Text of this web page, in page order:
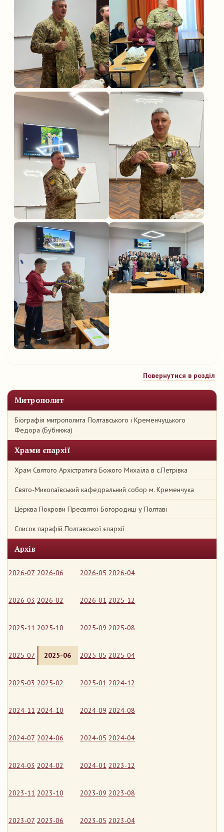
Митрополит
Біографія митрополита Полтавського і Кременчуцького
Федора (Бубнюка)
Храми єпархії
Храм Святого Архістратига Божого Михаїла в с.Петрівка
Свято-Миколаївський кафедральний собор м. Кременчука
Церква Покрови Пресвятої Богородиці у Полтаві
Список парафій Полтавської єпархії
Архів
2026-07 2026-06 2026-05 2026-04
2026-03 2026-02 2026-01 2025-12
2025-11 2025-10 2025-09 2025-08
2025-07 2025-06 2025-05 2025-04
2025-03 2025-02 2025-01 2024-12
2024-11 2024-10 2024-09 2024-08
2024-07 2024-06 2024-05 2024-04
2024-03 2024-02 2024-01 2023-12
2023-11 2023-10 2023-09 2023-08
2023-07 2023-06 2023-05 2023-04
Повернутися в розділ